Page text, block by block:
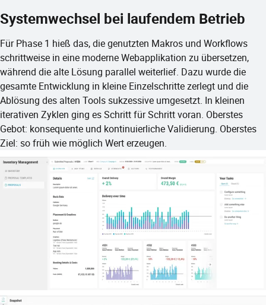
Systemwechsel bei laufendem Betrieb
Für Phase 1 hieß das, die genutzten Makros und Workflows
schrittweise in eine moderne Webapplikation zu übersetzen,
während die alte Lösung parallel weiterlief. Dazu wurde die
gesamte Entwicklung in kleine Einzelschritte zerlegt und die
Ablösung des alten Tools sukzessive umgesetzt. In kleinen
iterativen Zyklen ging es Schritt für Schritt voran. Oberstes
Gebot: konsequente und kontinuierliche Validierung. Oberstes
Ziel: so früh wie möglich Wert erzeugen.